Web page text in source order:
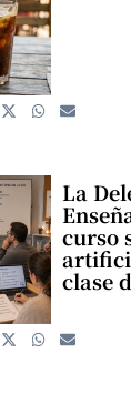
La
curso
clase